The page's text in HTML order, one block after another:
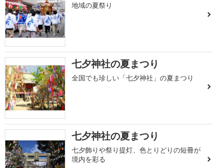
地域の夏祭り
七夕神社の夏まつり
全国でも珍しい「七夕神社」の夏まつり
七夕神社の夏まつり
七夕飾りや祭り提灯、色とりどりの短冊が
境内を彩る